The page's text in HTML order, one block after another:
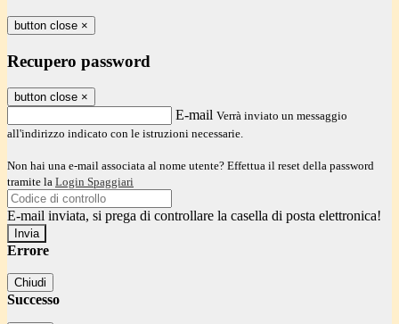
button close ×
Recupero password
button close ×
E-mail Verrà inviato un messaggio
all'indirizzo indicato con le istruzioni necessarie.
Non hai una e-mail associata al nome utente? Effettua il reset della password
tramite la Login Spaggiari
E-mail inviata, si prega di controllare la casella di posta elettronica!
Errore
Chiudi
Successo